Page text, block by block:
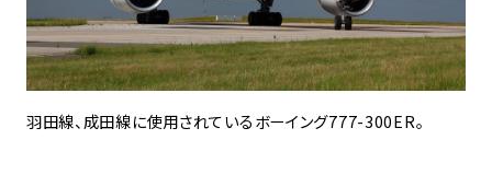
羽田線、成田線に使用されているボーイング777-300ER。